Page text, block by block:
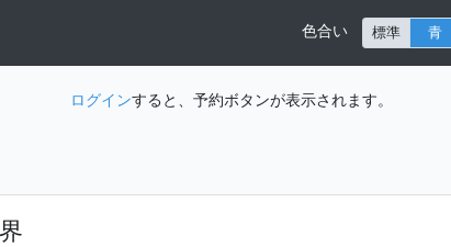
色合い 標準 青
ログインすると、予約ボタンが表示されます。